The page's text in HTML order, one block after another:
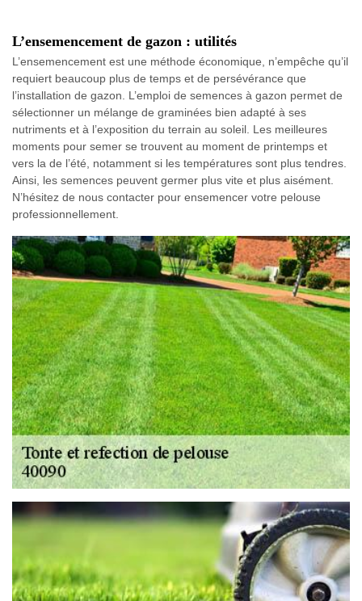
L’ensemencement de gazon : utilités
L’ensemencement est une méthode économique, n’empêche qu’il
requiert beaucoup plus de temps et de persévérance que
l’installation de gazon. L’emploi de semences à gazon permet de
sélectionner un mélange de graminées bien adapté à ses
nutriments et à l’exposition du terrain au soleil. Les meilleures
moments pour semer se trouvent au moment de printemps et
vers la de l’été, notamment si les températures sont plus tendres.
Ainsi, les semences peuvent germer plus vite et plus aisément.
N’hésitez de nous contacter pour ensemencer votre pelouse
professionnellement.